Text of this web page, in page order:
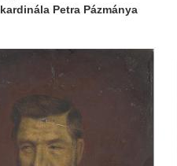
Petra Pázmánya